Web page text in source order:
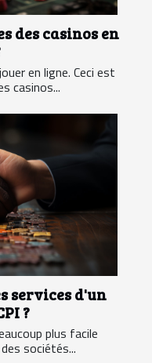
des casinos en
en ligne. Ceci est
casinos...
services d'un
?
plus facile
sociétés...